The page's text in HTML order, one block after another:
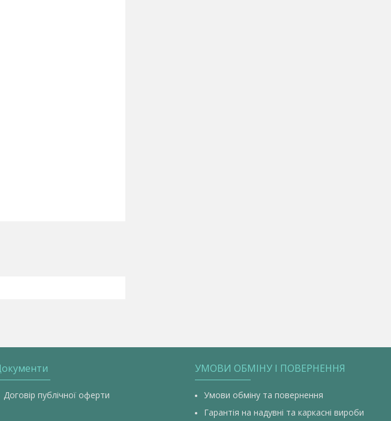
Договір публічної оферти
УМОВИ ОБМІНУ І ПОВЕРНЕННЯ
Умови обміну та повернення
Гарантія на надувні та каркасні вироби